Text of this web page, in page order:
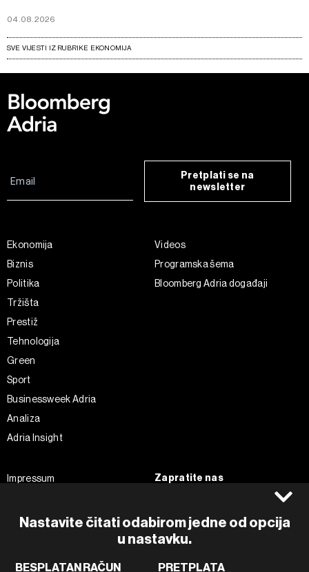
04.08.2026
SVE VIJESTI IZ RUBRIKE EKONOMIJA
Nastavite čitati odabirom jedne od opcija
u nastavku.
BESPLATAN RAČUN PRETPLATA
Pretplati se na
newsletter
Ekonomija
Biznis
Politika
Tržišta
Prestiž
Tehnologija
Green
Sport
Businessweek Adria
Analiza
Adria Insight
Videos
Programska šema
Bloomberg Adria događaji
Impressum
Pravila privatnosti
Zapratite nas
Instagram
Twitter